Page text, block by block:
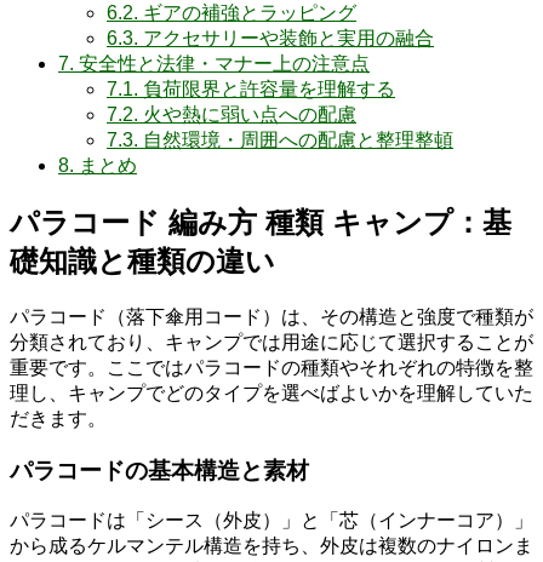
6.2. ギアの補強とラッピング
6.3. アクセサリーや装飾と実用の融合
7. 安全性と法律・マナー上の注意点
7.1. 負荷限界と許容量を理解する
7.2. 火や熱に弱い点への配慮
7.3. 自然環境・周囲への配慮と整理整頓
8. まとめ
パラコード 編み方 種類 キャンプ：基
礎知識と種類の違い
パラコード（落下傘用コード）は、その構造と強度で種類が
分類されており、キャンプでは用途に応じて選択することが
重要です。ここではパラコードの種類やそれぞれの特徴を整
理し、キャンプでどのタイプを選べばよいかを理解していた
だきます。
パラコードの基本構造と素材
パラコードは「シース（外皮）」と「芯（インナーコア）」
から成るケルマンテル構造を持ち、外皮は複数のナイロンま